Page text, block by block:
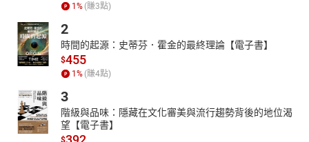
1% (賺3點)
2
時間的起源：史蒂芬．霍金的最終理論【電子書】
$455
1% (賺4點)
3
階級與品味：隱藏在文化審美與流行趨勢背後的地位渴
望【電子書】
$